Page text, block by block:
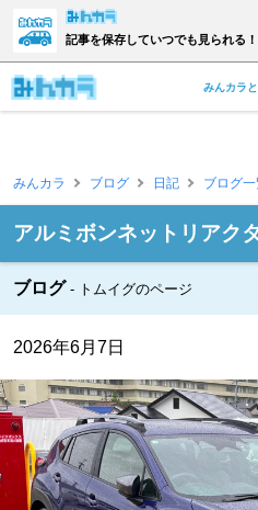
記事を保存していつでも見られる！
みんカラ
みんカラ ブログ 日記 ブログ
アルミボンネットリア
ブログ トムイグのページ
2026年6月7日